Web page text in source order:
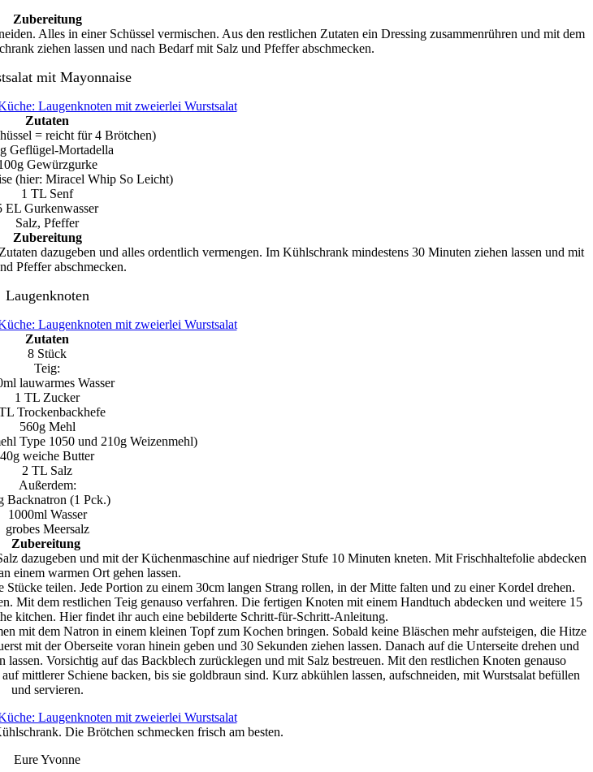
Zubereitung
Alles in einer Schüssel vermischen. Aus den restlichen Zutaten ein Dressing zusammenrühren und mit dem
ziehen lassen und nach Bedarf mit Salz und Pfeffer abschmecken.
mit Mayonnaise
Zutaten
= reicht für 4 Brötchen)
Geflügel-Mortadella
Gewürzgurke
(hier: Miracel Whip So Leicht)
1 TL Senf
EL Gurkenwasser
Salz, Pfeffer
Zubereitung
dazugeben und alles ordentlich vermengen. Im Kühlschrank mindestens 30 Minuten ziehen lassen und mit
Pfeffer abschmecken.
Laugenknoten
Zutaten
8 Stück
Teig:
lauwarmes Wasser
1 TL Zucker
Trockenbackhefe
560g Mehl
Type 1050 und 210g Weizenmehl)
40g weiche Butter
2 TL Salz
Außerdem:
Backnatron (1 Pck.)
1000ml Wasser
grobes Meersalz
Zubereitung
dazugeben und mit der Küchenmaschine auf niedriger Stufe 10 Minuten kneten. Mit Frischhaltefolie abdecken
einem warmen Ort gehen lassen.
teilen. Jede Portion zu einem 30cm langen Strang rollen, in der Mitte falten und zu einer Kordel drehen.
Mit dem restlichen Teig genauso verfahren. Die fertigen Knoten mit einem Handtuch abdecken und weitere 15
kitchen. Hier findet ihr auch eine bebilderte Schritt-für-Schritt-Anleitung.
mit dem Natron in einem kleinen Topf zum Kochen bringen. Sobald keine Bläschen mehr aufsteigen, die Hitze
mit der Oberseite voran hinein geben und 30 Sekunden ziehen lassen. Danach auf die Unterseite drehen und
Vorsichtig auf das Backblech zurücklegen und mit Salz bestreuen. Mit den restlichen Knoten genauso
mittlerer Schiene backen, bis sie goldbraun sind. Kurz abkühlen lassen, aufschneiden, mit Wurstsalat befüllen
und servieren.
Die Brötchen schmecken frisch am besten.
Eure Yvonne